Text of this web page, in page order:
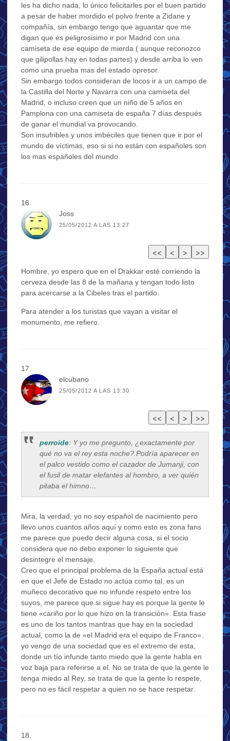
les ha dicho nada, lo único felicitarles por el buen partido
a pesar de haber mordido el polvo frente a Zidane y
compañía, sin embargo tengo que aguantar que me
digan que es peligrosisimo ir por Madrid con una
camiseta de ese equipo de mierda ( aunque reconozco
que gilipollas hay en todas partes) y desde arriba lo ven
como una prueba mas del estado opresor.
Sin embargo todos consideran de locos ir a un campo de
la Castilla del Norte y Navarra con una camiseta del
Madrid, o incluso creen que un niño de 5 años en
Pamplona con una camiseta de españa 7 días después
de ganar el mundial va provocando.
Son insufribles y unos imbéciles que tienen que ir por el
mundo de víctimas, eso si si no están con españoles son
los mas españoles del mundo.
Joss
25/05/2012 A LAS 13:27
Hombre, yo espero que en el Drakkar esté corriendo la
cerveza desde las 8 de la mañana y tengan todo listo
para acercarse a la Cibeles tras el partido.
Para atender a los turistas que vayan a visitar el
monumento, me refiero.
elcubano
25/05/2012 A LAS 13:30
perroide: Y yo me pregunto, ¿exactamente por
qué no va el rey esta noche?.Podría aparecer en
el palco vestido como el cazador de Jumanji, con
el fusil de matar elefantes al hombro, a ver quién
pitaba el himno…
Mira, la verdad, yo no soy español de nacimiento pero
llevo unos cuantos años aquí y como esto es zona fans
me parece que puedo decir alguna cosa, si el socio
considera que no debo exponer lo siguiente que
desintegre el mensaje.
Creo que el principal problema de la España actual está
en que el Jefe de Estado no actúa como tal, es un
muñeco decorativo que no infunde respeto entre los
suyos, me parece que si sigue hay es porque la gente le
tiene «cariño por lo que hizo en la transición». Esta frase
es uno de los tantos mantras que hay en la sociedad
actual, como la de «el Madrid era el equipo de Franco».
yo vengo de una sociedad que es el extremo de esta,
donde un tío infunde tanto miedo que la gente habla en
voz baja para referirse a el. No se trata de que la gente le
tenga miedo al Rey, se trata de que la gente lo respete,
pero no es fácil respetar a quien no se hace respetar.